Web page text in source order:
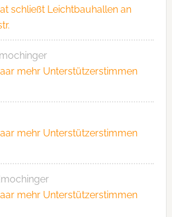
schließt Leichtbauhallen an
mehr Unterstützerstimmen
mehr Unterstützerstimmen
mehr Unterstützerstimmen